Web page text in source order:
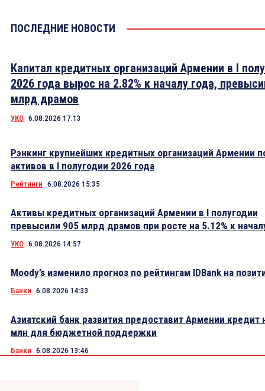
ПОСЛЕДНИЕ НОВОСТИ
Капитал кредитных организаций Армении в I
2026 года вырос на 2.82% к началу года,
млрд драмов
УКО 6.08.2026 17:13
Рэнкинг крупнейших кредитных организаций Армении
активов в I полугодии 2026 года
Рейтинги 6.08.2026 15:35
Активы кредитных организаций Армении в I полугодии
превысили 905 млрд драмов при росте на 5.12% к
УКО 6.08.2026 14:57
Moody’s изменило прогноз по рейтингам IDBank на
Банки 6.08.2026 14:33
Азиатский банк развития предоставит Армении кредит
млн для бюджетной поддержки
Банки 6.08.2026 13:46